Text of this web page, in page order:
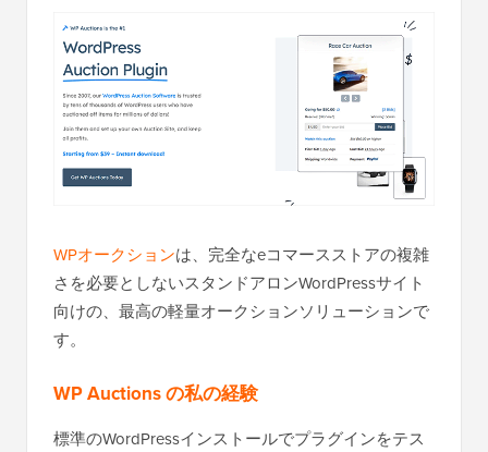
WPオークションは、完全なeコマースストアの複雑
さを必要としないスタンドアロンWordPressサイト
向けの、最高の軽量オークションソリューションで
す。
WP Auctions の私の経験
標準のWordPressインストールでプラグインをテス